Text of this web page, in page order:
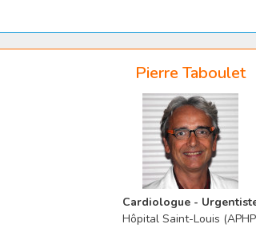
Pierre Taboulet
Cardiologue -
Hôpital Saint-Louis